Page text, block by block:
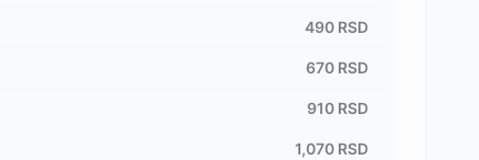
490 RSD
670 RSD
910 RSD
1,070 RSD